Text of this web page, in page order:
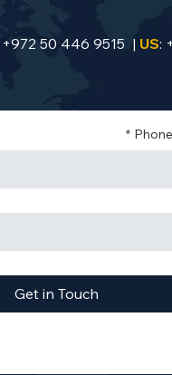
50 446 9515 | US:
Phone
*
Get in Touch